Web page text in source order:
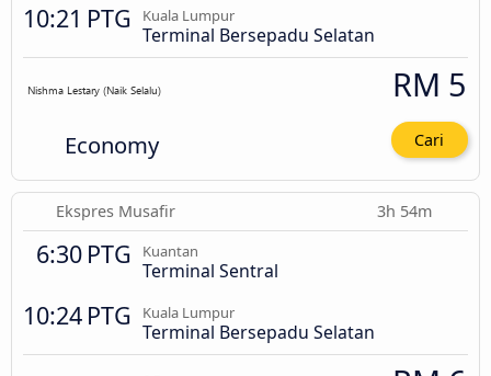
10:21 PTG Kuala Lumpur
Terminal Bersepadu Selatan
Economy
RM 5
Cari
Ekspres Musafir 3h 54m
6:30 PTG Kuantan
Terminal Sentral
10:24 PTG Kuala Lumpur
Terminal Bersepadu Selatan